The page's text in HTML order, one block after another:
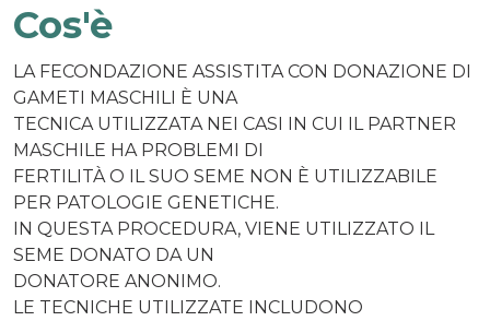
Cos'è
LA FECONDAZIONE ASSISTITA CON DONAZIONE DI
GAMETI MASCHILI È UNA
TECNICA UTILIZZATA NEI CASI IN CUI IL PARTNER
MASCHILE HA PROBLEMI DI
FERTILITÀ O IL SUO SEME NON È UTILIZZABILE
PER PATOLOGIE GENETICHE.
IN QUESTA PROCEDURA, VIENE UTILIZZATO IL
SEME DONATO DA UN
DONATORE ANONIMO.
LE TECNICHE UTILIZZATE INCLUDONO